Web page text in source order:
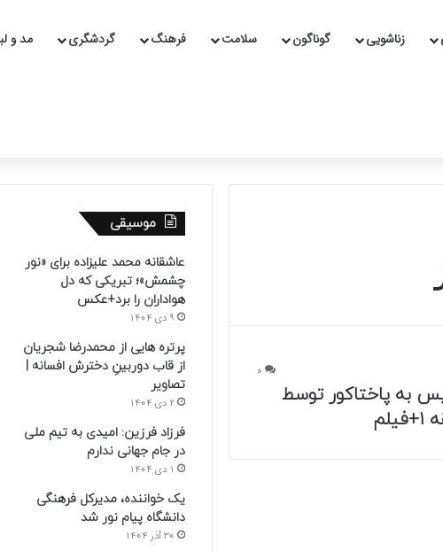
زناشویی گوناگون سلامت فرهنگ گردشگری مد و
0
به پاختاکور توسط
موسیقی
عاشقانه محمد علیزاده برای «نور
چشمش»؛ تبریکی که دل
هواداران را برد+عکس
9 دی 1404
پرتره هایی از محمدرضا شجریان
از قاب دوربینِ دخترش افسانه |
تصاویر
2 دی 1404
فرزاد فرزین: امیدی به تیم ملی
در جام جهانی ندارم
1 دی 1404
یک خواننده، مدیرکل فرهنگی
دانشگاه پیام نور شد
30 آذر 1404